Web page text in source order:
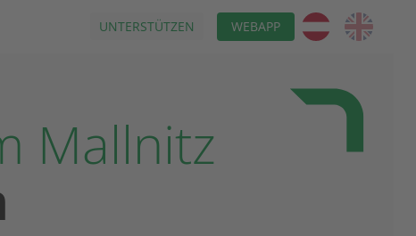
UNTERSTÜTZEN WEBAPP
Mallnitz